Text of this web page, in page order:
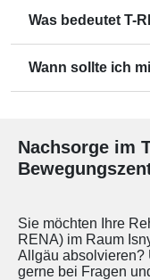
Was bedeutet T-
Wann sollte ich
Nachsorge im
Sie möchten Ihre
RENA) im Raum
Allgäu absolvieren?
gerne bei Fragen